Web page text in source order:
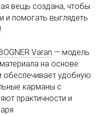
вещь создана, чтобы
и помогать выглядеть
Varan — модель
на основе
удобную
карманы с
практичности и